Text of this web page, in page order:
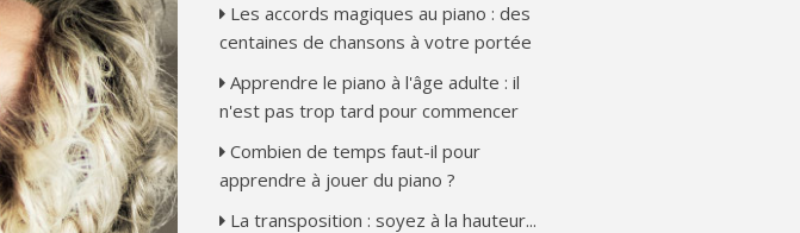
Les accords magiques au piano : des
centaines de chansons à votre portée
Apprendre le piano à l'âge adulte : il
n'est pas trop tard pour commencer
Combien de temps faut-il pour
apprendre à jouer du piano ?
La transposition : soyez à la hauteur...